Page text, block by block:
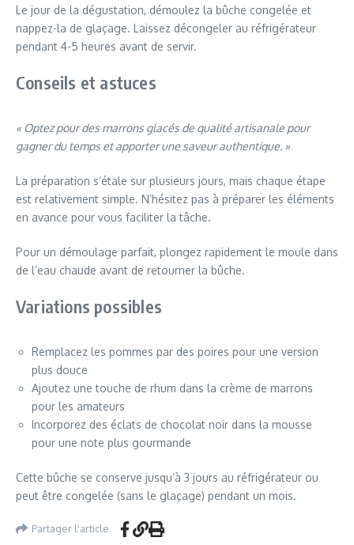
Le jour de la dégustation, démoulez la bûche congelée et
nappez-la de glaçage. Laissez décongeler au réfrigérateur
pendant 4-5 heures avant de servir.
Conseils et astuces
« Optez pour des marrons glacés de qualité artisanale pour
gagner du temps et apporter une saveur authentique. »
La préparation s’étale sur plusieurs jours, mais chaque étape
est relativement simple. N’hésitez pas à préparer les éléments
en avance pour vous faciliter la tâche.
Pour un démoulage parfait, plongez rapidement le moule dans
de l’eau chaude avant de retourner la bûche.
Variations possibles
Remplacez les pommes par des poires pour une version
plus douce
Ajoutez une touche de rhum dans la crème de marrons
pour les amateurs
Incorporez des éclats de chocolat noir dans la mousse
pour une note plus gourmande
Cette bûche se conserve jusqu’à 3 jours au réfrigérateur ou
peut être congelée (sans le glaçage) pendant un mois.
Partager l'article